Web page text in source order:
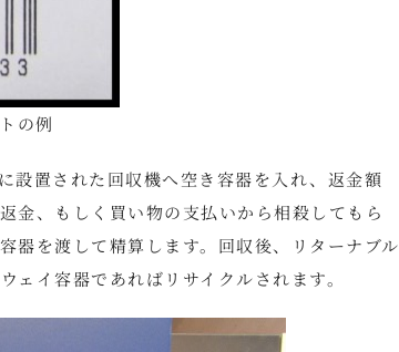
の例
設置された回収機へ空き容器を入れ、返金額
金、もしく買い物の支払いから相殺してもら
器を渡して精算します。回収後、リターナブル
イ容器であればリサイクルされます。